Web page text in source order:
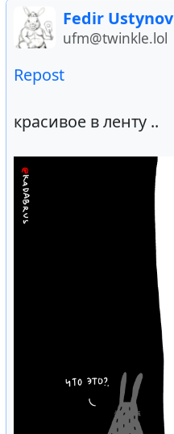
Fedir Ustynov
ufm@twinkle.lol
Repost
красивое в ленту ..